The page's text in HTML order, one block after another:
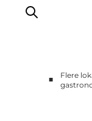
■
Flere